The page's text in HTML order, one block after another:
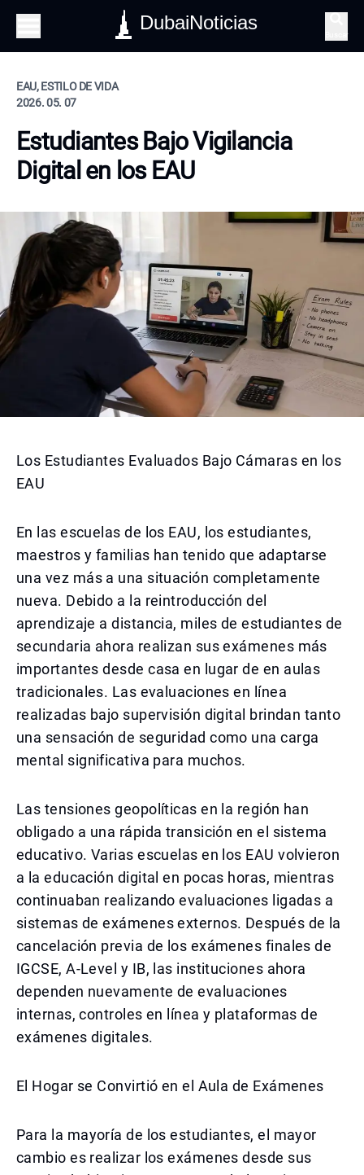
DubaiNoticias
EAU, ESTILO DE VIDA
2026. 05. 07
Estudiantes Bajo Vigilancia
Digital en los EAU
Los Estudiantes Evaluados Bajo Cámaras en los
EAU
En las escuelas de los EAU, los estudiantes,
maestros y familias han tenido que adaptarse
una vez más a una situación completamente
nueva. Debido a la reintroducción del
aprendizaje a distancia, miles de estudiantes de
secundaria ahora realizan sus exámenes más
importantes desde casa en lugar de en aulas
tradicionales. Las evaluaciones en línea
realizadas bajo supervisión digital brindan tanto
una sensación de seguridad como una carga
mental significativa para muchos.
Las tensiones geopolíticas en la región han
obligado a una rápida transición en el sistema
educativo. Varias escuelas en los EAU volvieron
a la educación digital en pocas horas, mientras
continuaban realizando evaluaciones ligadas a
sistemas de exámenes externos. Después de la
cancelación previa de los exámenes finales de
IGCSE, A-Level y IB, las instituciones ahora
dependen nuevamente de evaluaciones
internas, controles en línea y plataformas de
exámenes digitales.
El Hogar se Convirtió en el Aula de Exámenes
Para la mayoría de los estudiantes, el mayor
cambio es realizar los exámenes desde sus